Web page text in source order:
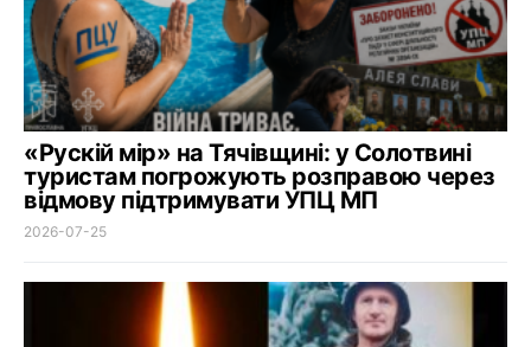
«Рускій мір» на Тячівщині: у Солотвині
туристам погрожують розправою через
відмову підтримувати УПЦ МП
2026-07-25